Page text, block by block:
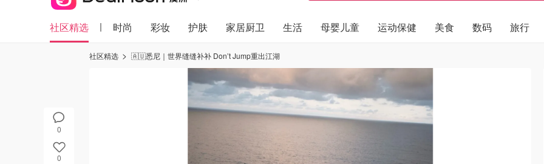
社区精选 时尚 彩妆 护肤 家居厨卫 生活 母婴儿童 运动保健 美食 数码 旅行
0
0
社区精选 🇦🇺悉尼｜世界缝缝补补 Don’t Jump重出江湖